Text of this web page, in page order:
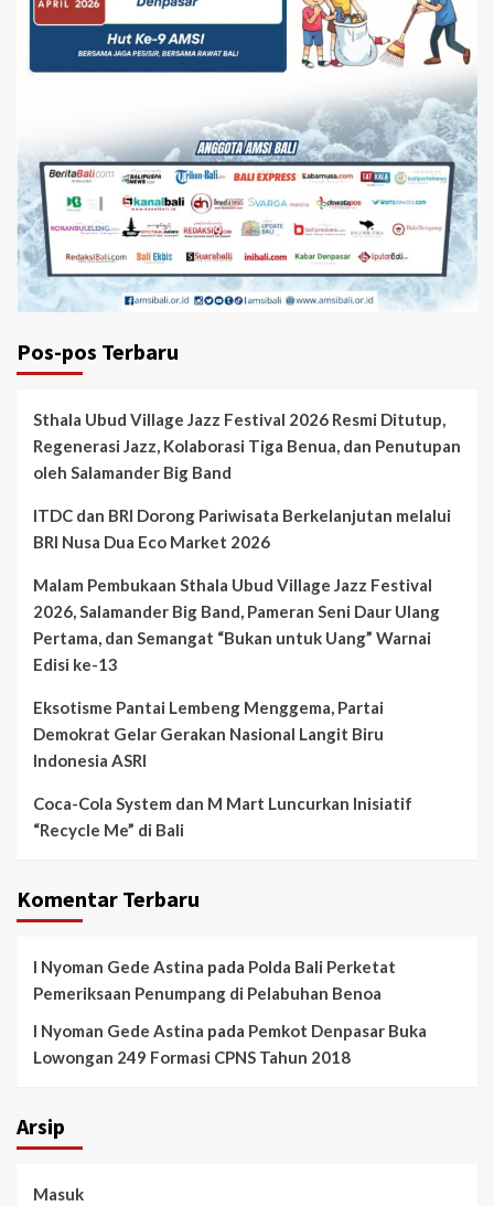
Pos-pos Terbaru
Sthala Ubud Village Jazz Festival 2026 Resmi Ditutup,
Regenerasi Jazz, Kolaborasi Tiga Benua, dan Penutupan
oleh Salamander Big Band
ITDC dan BRI Dorong Pariwisata Berkelanjutan melalui
BRI Nusa Dua Eco Market 2026
Malam Pembukaan Sthala Ubud Village Jazz Festival
2026, Salamander Big Band, Pameran Seni Daur Ulang
Pertama, dan Semangat “Bukan untuk Uang” Warnai
Edisi ke-13
Eksotisme Pantai Lembeng Menggema, Partai
Demokrat Gelar Gerakan Nasional Langit Biru
Indonesia ASRI
Coca-Cola System dan M Mart Luncurkan Inisiatif
“Recycle Me” di Bali
Komentar Terbaru
I Nyoman Gede Astina pada Polda Bali Perketat
Pemeriksaan Penumpang di Pelabuhan Benoa
I Nyoman Gede Astina pada Pemkot Denpasar Buka
Lowongan 249 Formasi CPNS Tahun 2018
Arsip
Masuk